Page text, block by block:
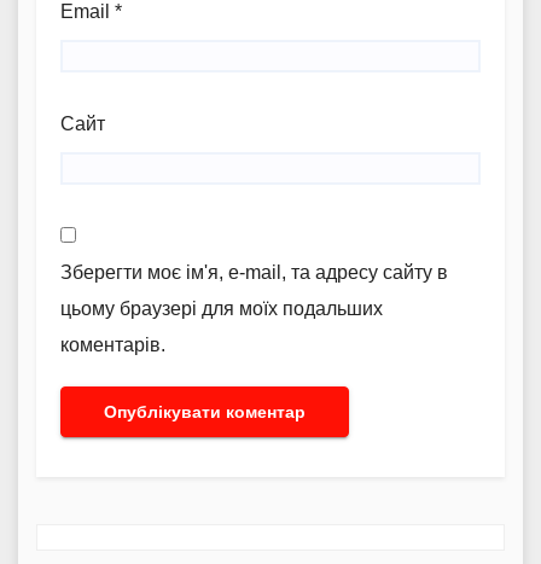
Email *
Сайт
Зберегти моє ім'я, e-mail, та адресу сайту в
цьому браузері для моїх подальших
коментарів.